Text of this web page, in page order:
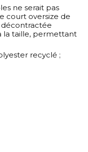
ne serait pas
court oversize de
la taille, permettant
recyclé ;